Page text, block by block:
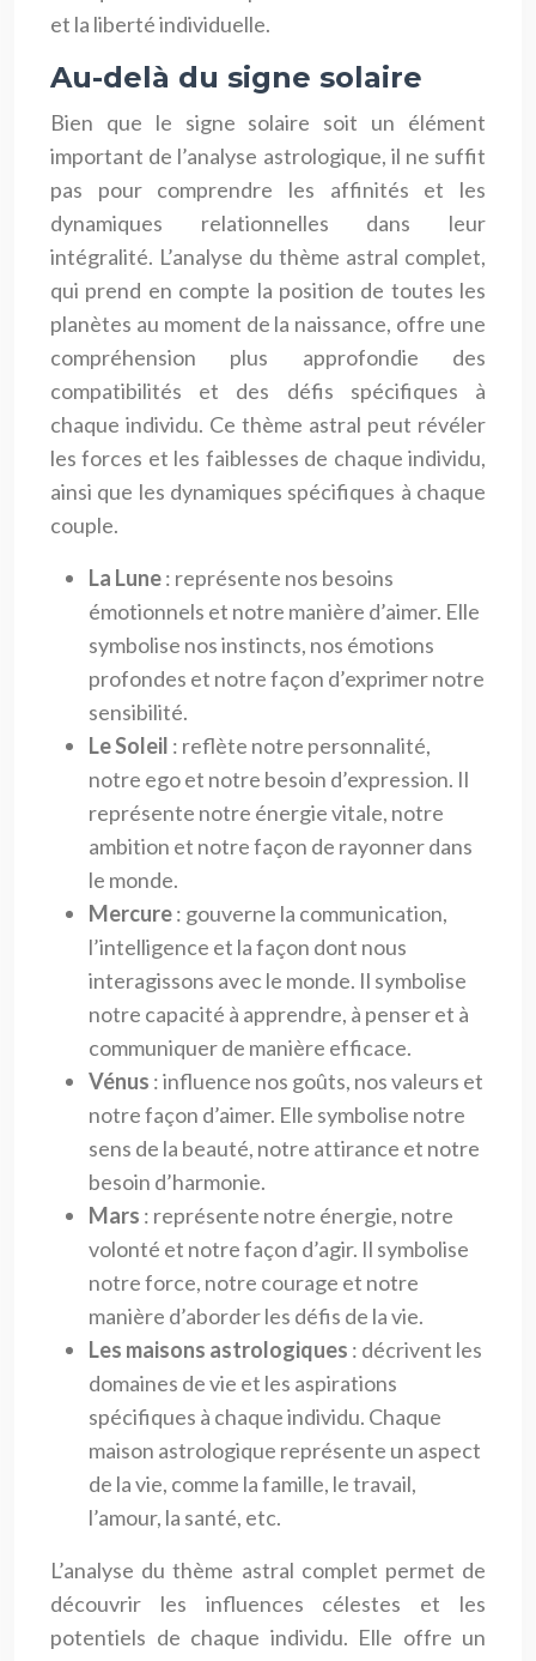
et la liberté individuelle.
Au-delà du signe solaire
Bien que le signe solaire soit un élément
important de l’analyse astrologique, il ne suffit
pas pour comprendre les affinités et les
dynamiques relationnelles dans leur
intégralité. L’analyse du thème astral complet,
qui prend en compte la position de toutes les
planètes au moment de la naissance, offre une
compréhension plus approfondie des
compatibilités et des défis spécifiques à
chaque individu. Ce thème astral peut révéler
les forces et les faiblesses de chaque individu,
ainsi que les dynamiques spécifiques à chaque
couple.
La Lune: représente nos besoins
émotionnels et notre manière d’aimer. Elle
symbolise nos instincts, nos émotions
profondes et notre façon d’exprimer notre
sensibilité.
Le Soleil : reflète notre personnalité,
notre ego et notre besoin d’expression. Il
représente notre énergie vitale, notre
ambition et notre façon de rayonner dans
le monde.
Mercure: gouverne la communication,
l’intelligence et la façon dont nous
interagissons avec le monde. Il symbolise
notre capacité à apprendre, à penser et à
communiquer de manière efficace.
Vénus : influence nos goûts, nos valeurs et
notre façon d’aimer. Elle symbolise notre
sens de la beauté, notre attirance et notre
besoin d’harmonie.
Mars : représente notre énergie, notre
volonté et notre façon d’agir. Il symbolise
notre force, notre courage et notre
manière d’aborder les défis de la vie.
Les maisons astrologiques : décrivent les
domaines de vie et les aspirations
spécifiques à chaque individu. Chaque
maison astrologique représente un aspect
de la vie, comme la famille, le travail,
l’amour, la santé, etc.
L’analyse du thème astral complet permet de
découvrir les influences célestes et les
potentiels de chaque individu. Elle offre un